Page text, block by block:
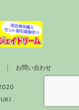
お問い合わせ